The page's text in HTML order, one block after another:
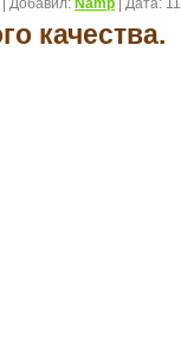
Добавил: Namp Дата:
качества.